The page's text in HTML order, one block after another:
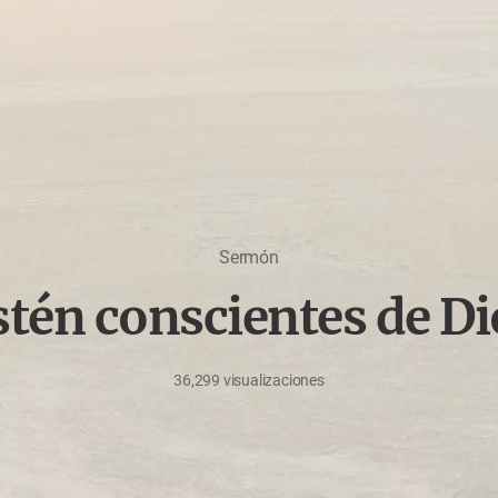
Sermón
conscientes de
julio
36,299 visualizaciones